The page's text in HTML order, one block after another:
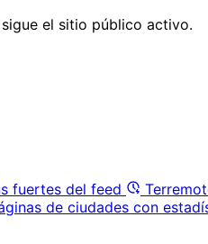
el sitio público activo.
fuertes del feed
de ciudades con